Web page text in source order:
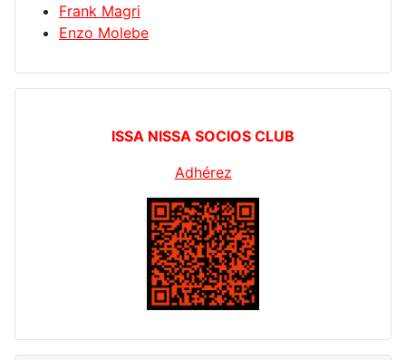
Frank Magri
Enzo Molebe
ISSA NISSA SOCIOS CLUB
Adhérez